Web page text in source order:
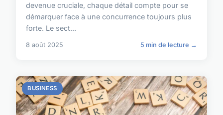
devenue cruciale, chaque détail compte pour se
démarquer face à une concurrence toujours plus
forte. Le sect...
8 août 2025 5 min de lecture →
BUSINESS